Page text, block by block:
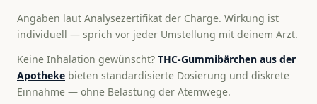
Angaben laut Analysezertifikat der Charge. Wirkung ist
individuell — sprich vor jeder Umstellung mit deinem Arzt.
Keine Inhalation gewünscht? THC-Gummibärchen aus der
Apotheke bieten standardisierte Dosierung und diskrete
Einnahme — ohne Belastung der Atemwege.